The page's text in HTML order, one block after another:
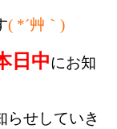
( *´艸｀)
日中にお知
らせしていき